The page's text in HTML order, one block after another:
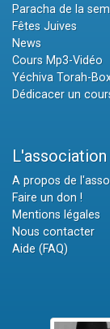
Paracha de la
Fêtes Juives
News
Cours Mp3-Vidéo
Yéchiva Torah-
Dédicacer un
L'association
A propos de
Faire un don !
Mentions légales
Nous contacter
Aide (FAQ)